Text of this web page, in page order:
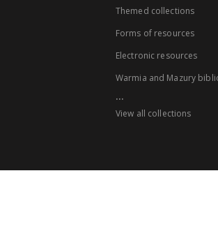
Themed collections
Forms of resources
Electronic resources
Warmia and Mazury
...
View all collections